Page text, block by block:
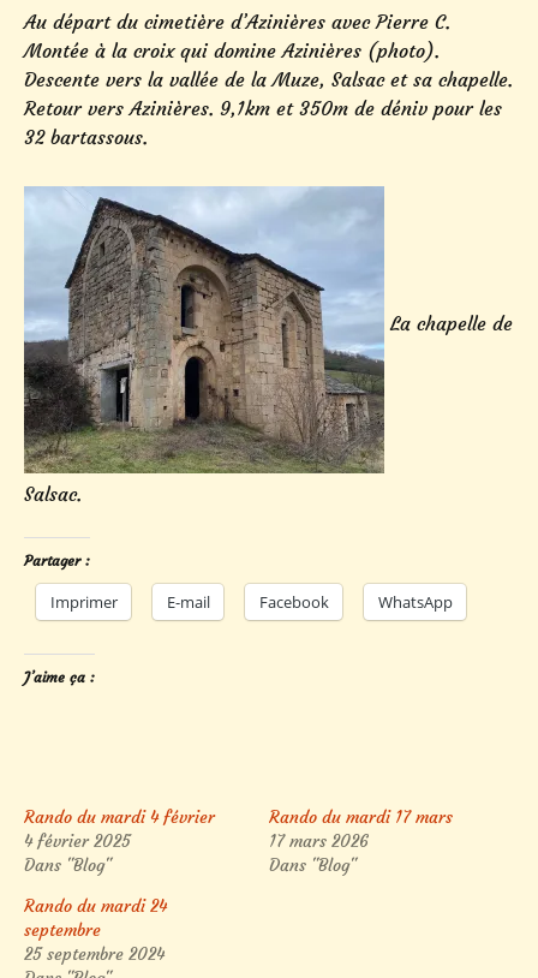
Au départ du cimetière d’Azinières avec Pierre C.
Montée à la croix qui domine Azinières (photo).
Descente vers la vallée de la Muze, Salsac et sa chapelle.
Retour vers Azinières. 9,1km et 350m de déniv pour les
32 bartassous.
La chapelle de
Salsac.
Partager :
Imprimer E-mail Facebook WhatsApp
J’aime ça :
Rando du mardi 4 février
4 février 2025
Dans "Blog"
Rando du mardi 17 mars
17 mars 2026
Dans "Blog"
Rando du mardi 24
septembre
25 septembre 2024